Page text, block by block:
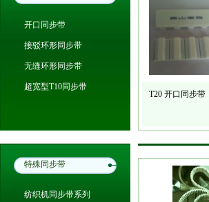
开口同步带
接驳环形同步带
无缝环形同步带
超宽型T10同步带
T20 开口同步带
特殊同步带
纺织机同步带系列